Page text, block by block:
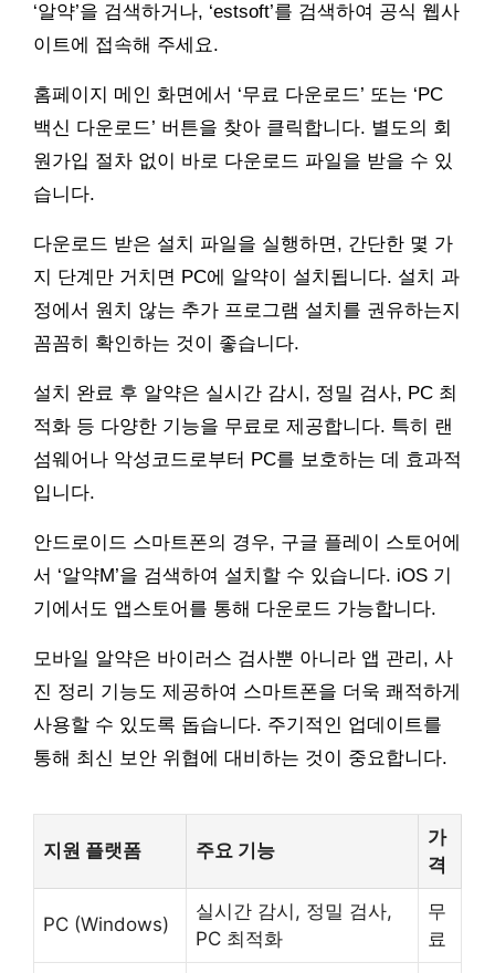
‘알약’을 검색하거나, ‘estsoft’를 검색하여 공식 웹사
이트에 접속해 주세요.
홈페이지 메인 화면에서 ‘무료 다운로드’ 또는 ‘PC
백신 다운로드’ 버튼을 찾아 클릭합니다. 별도의 회
원가입 절차 없이 바로 다운로드 파일을 받을 수 있
습니다.
다운로드 받은 설치 파일을 실행하면, 간단한 몇 가
지 단계만 거치면 PC에 알약이 설치됩니다. 설치 과
정에서 원치 않는 추가 프로그램 설치를 권유하는지
꼼꼼히 확인하는 것이 좋습니다.
설치 완료 후 알약은 실시간 감시, 정밀 검사, PC 최
적화 등 다양한 기능을 무료로 제공합니다. 특히 랜
섬웨어나 악성코드로부터 PC를 보호하는 데 효과적
입니다.
안드로이드 스마트폰의 경우, 구글 플레이 스토어에
서 ‘알약M’을 검색하여 설치할 수 있습니다. iOS 기
기에서도 앱스토어를 통해 다운로드 가능합니다.
모바일 알약은 바이러스 검사뿐 아니라 앱 관리, 사
진 정리 기능도 제공하여 스마트폰을 더욱 쾌적하게
사용할 수 있도록 돕습니다. 주기적인 업데이트를
통해 최신 보안 위협에 대비하는 것이 중요합니다.
지원 플랫폼 주요 기능
가
격
PC (Windows)
실시간 감시, 정밀 검사,
PC 최적화
무
료